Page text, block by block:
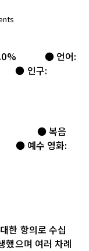
5.0% ● 언어:
인구:
복음
영화:
한 항의로 수십
했으며 여러 차례